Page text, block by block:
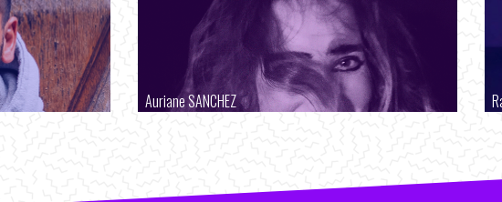
Auriane SANCHEZ